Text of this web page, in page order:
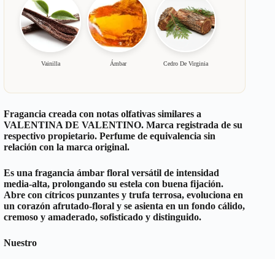
Vainilla Ámbar Cedro De Virginia
Fragancia creada con notas olfativas similares a
VALENTINA DE VALENTINO. Marca registrada de su
respectivo propietario. Perfume de equivalencia sin
relación con la marca original.
Es una fragancia ámbar floral versátil de intensidad
media-alta, prolongando su estela con buena fijación.
Abre con cítricos punzantes y trufa terrosa, evoluciona en
un corazón afrutado-floral y se asienta en un fondo cálido,
cremoso y amaderado, sofisticado y distinguido.
Nuestro